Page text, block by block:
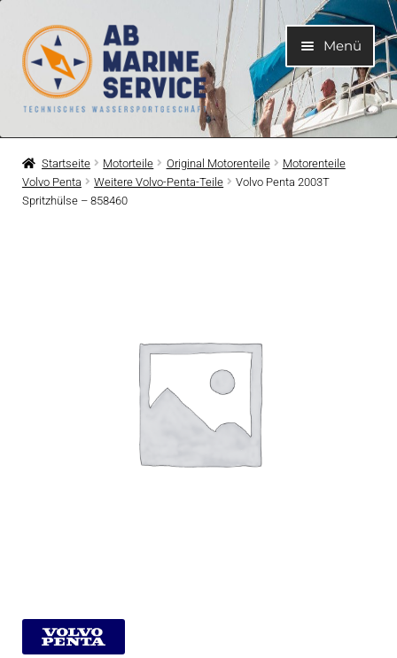
Zur
Navigation
springen
Zum
Inhalt
springen
Menü
Home
Motoren
Startseite Motorteile Original Motorenteile
Motorenteile
Volvo Penta
Weitere Volvo-Penta-Teile
Volvo Penta 2003T
Spritzhülse – 858460